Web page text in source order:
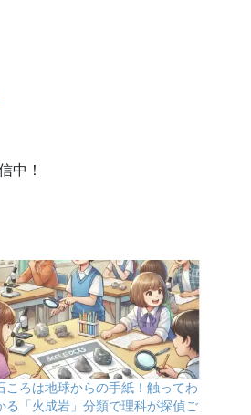
中！
ころは地球からの手紙！触ってわ
る「火成岩」分類で理科が探偵ご